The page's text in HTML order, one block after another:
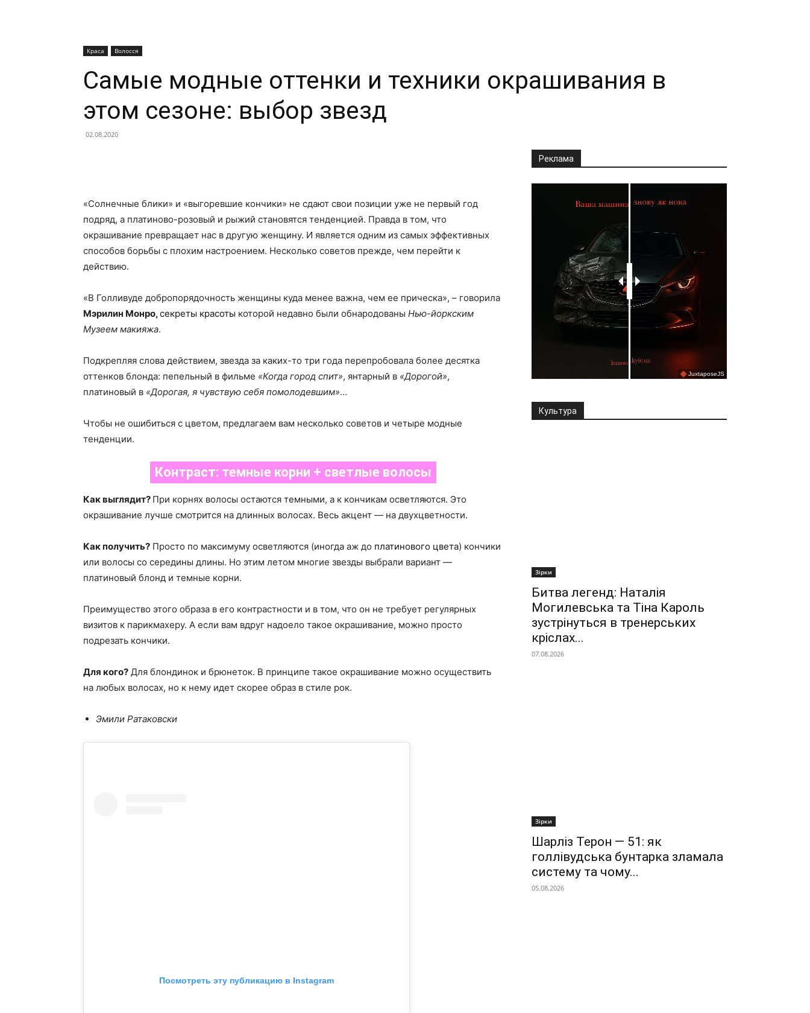
Краса Волосся
Самые модные оттенки и техники окрашивания в
этом сезоне: выбор звезд
02.08.2020
«Солнечные блики» и «выгоревшие кончики» не сдают свои позиции уже не первый год
подряд, а платиново-розовый и рыжий становятся тенденцией. Правда в том, что
окрашивание превращает нас в другую женщину. И является одним из самых эффективных
способов борьбы с плохим настроением. Несколько советов прежде, чем перейти к
действию.
«В Голливуде добропорядочность женщины куда менее важна, чем ее прическа», – говорила
Мэрилин Монро,секреты красоты которой недавно были обнародованы Нью-йоркским
Музеем макияжа.
Подкрепляя слова действием, звезда за каких-то три года перепробовала более десятка
оттенков блонда: пепельный в фильме «Когда город спит», янтарный в «Дорогой»,
платиновый в «Дорогая, я чувствую себя помолодевшим»…
Чтобы не ошибиться с цветом, предлагаем вам несколько советов и четыре модные
тенденции.
Контраст: темные корни + светлые волосы
Как выглядит? При корнях волосы остаются темными, а к кончикам осветляются. Это
окрашивание лучше смотрится на длинных волосах. Весь акцент — на двухцветности.
Как получить? Просто по максимуму осветляются (иногда аж до платинового цвета) кончики
или волосы со середины длины. Но этим летом многие звезды выбрали вариант —
платиновый блонд и темные корни.
Преимущество этого образа в его контрастности и в том, что он не требует регулярных
визитов к парикмахеру. А если вам вдруг надоело такое окрашивание, можно просто
подрезать кончики.
Для кого? Для блондинок и брюнеток. В принципе такое окрашивание можно осуществить
на любых волосах, но к нему идет скорее образ в стиле рок.
Эмили Ратаковски
Посмотреть эту публикацию в Instagram
Реклама
Культура
Зірки
Битва легенд: Наталія
Могилевська та Тіна Кароль
зустрінуться в тренерських
кріслах...
07.08.2026
Зірки
Шарліз Терон — 51: як
голлівудська бунтарка зламала
систему та чому...
05.08.2026